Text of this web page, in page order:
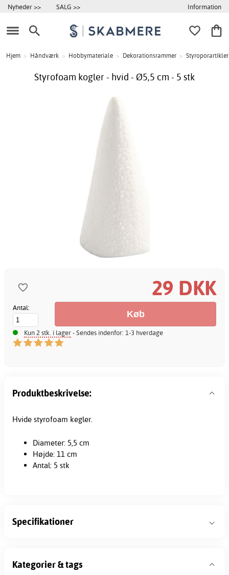
Nyheder >> SALG >> Information
Hjem > Håndværk > Hobbymateriale > Dekorationsrammer > Styroporartikler
Styrofoam kogler - hvid - Ø5,5 cm - 5 stk
29 DKK
Antal:
Kun 2 stk. i lager- Sendes indenfor: 1-3 hverdage
Produktbeskrivelse:
Hvide styrofoam kegler.
Diameter: 5,5 cm
Højde: 11 cm
Antal: 5 stk
Specifikationer
Kategorier & tags